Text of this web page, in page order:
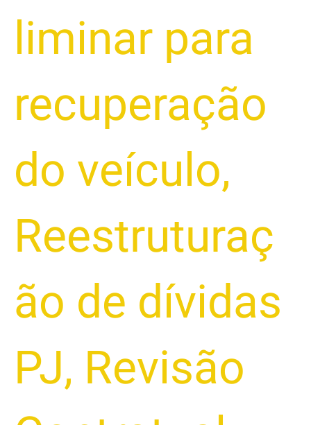
liminar para
recuperação
do veículo,
Reestruturaç
ão de dívidas
PJ, Revisão